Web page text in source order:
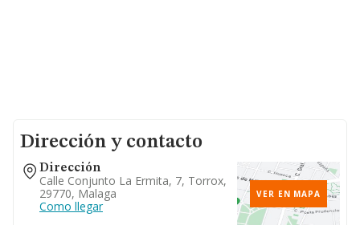
Dirección y contacto
Dirección
Calle Conjunto La Ermita, 7, Torrox,
29770, Malaga
Como llegar
VER EN MAPA